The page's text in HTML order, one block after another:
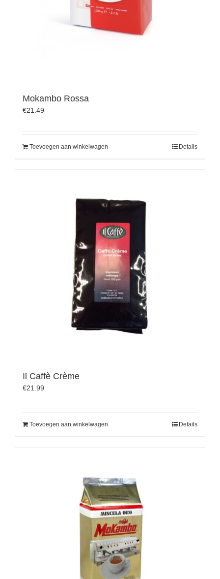
Mokambo Rossa
€21.49
Toevoegen aan winkelwagen Details
Il Caffè Crème
€21.99
Toevoegen aan winkelwagen Details